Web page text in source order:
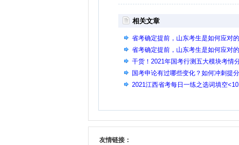
相关文章
省考确定提前，山东考生是如何应
省考确定提前，山东考生是如何应
干货！2021年国考行测五大模块考情
国考申论有过哪些变化？如何冲刺提
2021江西省考每日一练之选词填空
友情链接：